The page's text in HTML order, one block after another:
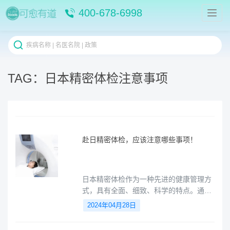
400-678-6998
TAG：日本精密体检注意事项
赴日精密体检，应该注意哪些事项！
日本精密体检作为一种先进的健康管理方
式，具有全面、细致、科学的特点。通过
了解体检前、中、后的注意事项，我们可
以更好地保护自己的健康。
2024年04月28日